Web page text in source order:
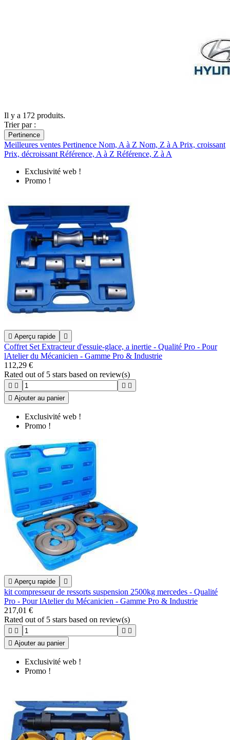
Il y a 172 produits.
Trier par :
Pertinence
Meilleures ventes Pertinence Nom, A à Z Nom, Z à A Prix, croissant
Prix, décroissant Référence, A à Z Référence, Z à A
Exclusivité web !
Promo !
 Aperçu rapide 
Coffret Set Extracteur d'essuie-glace, a inertie - Qualité Pro - Pour
lAtelier du Mécanicien - Gamme Pro & Industrie
112,29 €
Rated out of 5 stars based on review(s)
   
 Ajouter au panier
Exclusivité web !
Promo !
 Aperçu rapide 
kit compresseur de ressorts suspension 2500kg mercedes - Qualité
Pro - Pour lAtelier du Mécanicien - Gamme Pro & Industrie
217,01 €
Rated out of 5 stars based on review(s)
   
 Ajouter au panier
Exclusivité web !
Promo !